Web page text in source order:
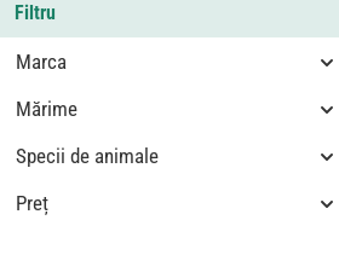
Filtru
Marca
Mărime
Specii de animale
Preț